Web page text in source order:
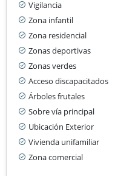
Vigilancia
Zona infantil
Zona residencial
Zonas deportivas
Zonas verdes
Acceso discapacitados
Árboles frutales
Sobre vía principal
Ubicación Exterior
Vivienda unifamiliar
Zona comercial